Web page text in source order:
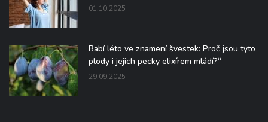
01.10.2025
Babí léto ve znamení švestek: Proč jsou tyto
plody i jejich pecky elixírem mládí?“
29.09.2025